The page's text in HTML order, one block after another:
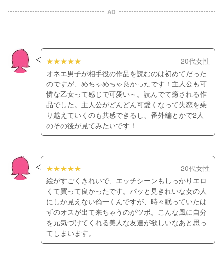
AD
20代女性
オネエ男子が相手役の作品を読むのは初めてだった
のですが、めちゃめちゃ良かったです！主人公も可
憐な乙女って感じで可愛い～。読んでて癒される作
品でした。主人公がどんどん可愛くなって失恋を乗
り越えていくのも共感できるし、番外編とかで2人
のその後が見てみたいです！
20代女性
絵がすごくきれいで、エッチシーンもしっかりエロ
くて買って良かったです。パッと見きれいな女の人
にしか見えない倫一くんですが、時々眠っていたは
ずのオスが出て来ちゃうのがツボ。こんな風に自分
を元気づけてくれる美人な友達が欲しいなあと思っ
てしまいます。